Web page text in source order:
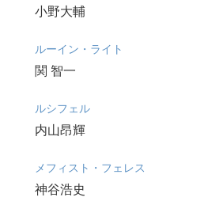
小野大輔
ルーイン・ライト
関 智一
ルシフェル
内山昂輝
メフィスト・フェレス
神谷浩史